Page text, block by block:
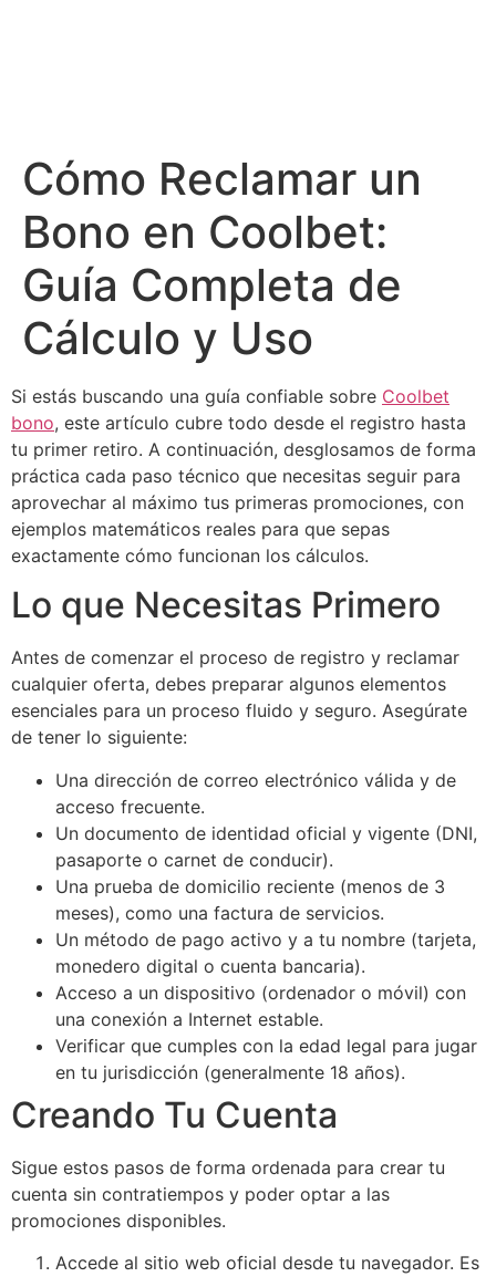
Cómo Reclamar un
Bono en Coolbet:
Guía Completa de
Cálculo y Uso
Si estás buscando una guía confiable sobre Coolbet
bono, este artículo cubre todo desde el registro hasta
tu primer retiro. A continuación, desglosamos de forma
práctica cada paso técnico que necesitas seguir para
aprovechar al máximo tus primeras promociones, con
ejemplos matemáticos reales para que sepas
exactamente cómo funcionan los cálculos.
Lo que Necesitas Primero
Antes de comenzar el proceso de registro y reclamar
cualquier oferta, debes preparar algunos elementos
esenciales para un proceso fluido y seguro. Asegúrate
de tener lo siguiente:
Una dirección de correo electrónico válida y de
acceso frecuente.
Un documento de identidad oficial y vigente (DNI,
pasaporte o carnet de conducir).
Una prueba de domicilio reciente (menos de 3
meses), como una factura de servicios.
Un método de pago activo y a tu nombre (tarjeta,
monedero digital o cuenta bancaria).
Acceso a un dispositivo (ordenador o móvil) con
una conexión a Internet estable.
Verificar que cumples con la edad legal para jugar
en tu jurisdicción (generalmente 18 años).
Creando Tu Cuenta
Sigue estos pasos de forma ordenada para crear tu
cuenta sin contratiempos y poder optar a las
promociones disponibles.
Accede al sitio web oficial desde tu navegador. Es